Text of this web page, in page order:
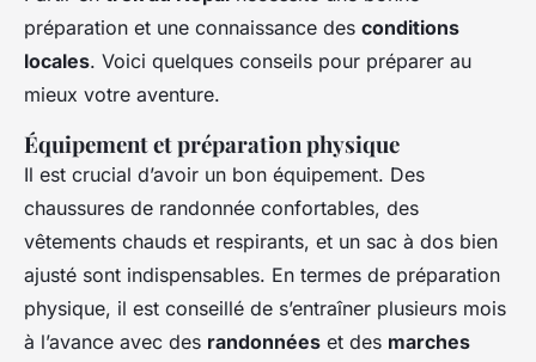
préparation et une connaissance des conditions
locales. Voici quelques conseils pour préparer au
mieux votre aventure.
Équipement et préparation physique
Il est crucial d’avoir un bon équipement. Des
chaussures de randonnée confortables, des
vêtements chauds et respirants, et un sac à dos bien
ajusté sont indispensables. En termes de préparation
physique, il est conseillé de s’entraîner plusieurs mois
à l’avance avec des randonnées et des marches